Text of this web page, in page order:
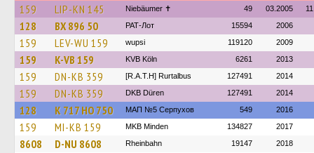
159 LIP-KN 145 Niebäumer ✝︎ 49 03.2005
128 ВХ 896 50 РАТ-Лот 15594 2006
159 LEV-WU 159 wupsi 119120 2009
159 K-VB 159 KVB Köln 6261 2013
159 DN-KB 359 [R.A.T.H] Rurtalbus 127491 2014
159 DN-KB 359 DKB Düren 127491 2014
128 К 717 НО 750 МАП №5 Серпухов 549 2016
159 MI-KB 159 MKB Minden 134827 2017
8608 D-NU 8608 Rheinbahn 19147 2018